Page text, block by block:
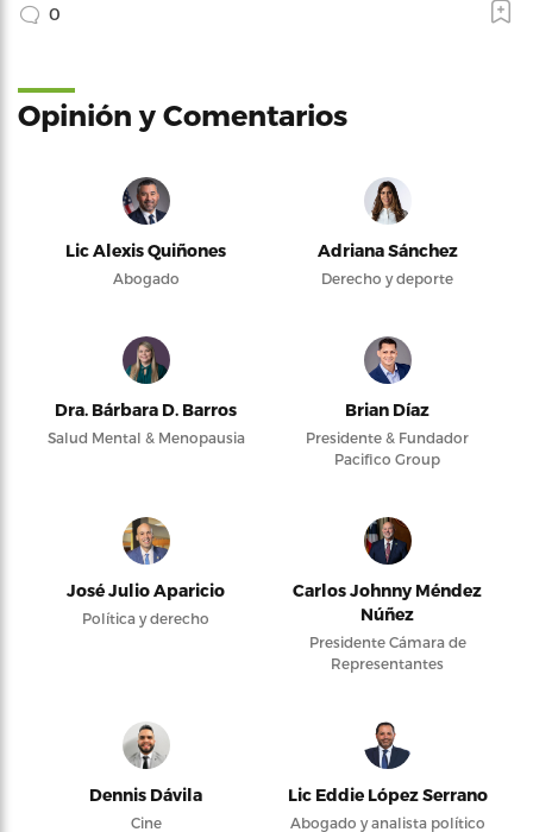
0
Opinión y Comentarios
Lic Alexis Quiñones
Abogado
Adriana Sánchez
Derecho y deporte
Dra. Bárbara D. Barros
Salud Mental & Menopausia
Brian Díaz
Presidente & Fundador
Pacifico Group
José Julio Aparicio
Política y derecho
Carlos Johnny Méndez
Núñez
Presidente Cámara de
Representantes
Dennis Dávila
Cine
Lic Eddie López Serrano
Abogado y analista político